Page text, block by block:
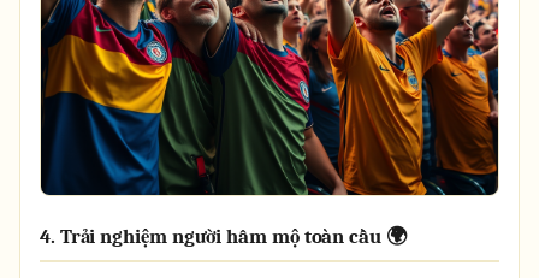
4. Trải nghiệm người hâm mộ toàn cầu 🌍